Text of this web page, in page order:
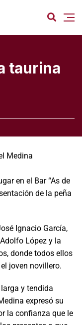
taurina
en el Bar “As de
de la peña
Ignacio García,
López y la
donde todos ellos
joven novillero.
y tendida
expresó su
la confianza que le